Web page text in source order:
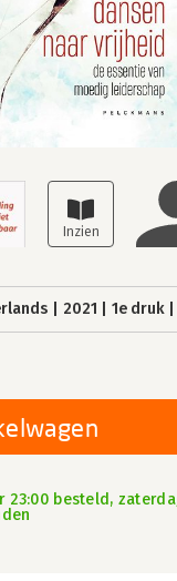
2021 1e druk
23:00 besteld,